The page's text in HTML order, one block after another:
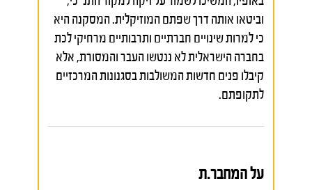
וביטאו אותה דרך שפתם המוזיקלית. המסקנה היא
כי למרות שינויים חברתיים ותרבותיים מרחיקי לכת
בחברה הישראלית לא ננטשו העבר והמסורת, אלא
קיבלו פנים חדשות המשולבות בסגנונות המרכזיים
לתקופתם.
על המחבר.ת